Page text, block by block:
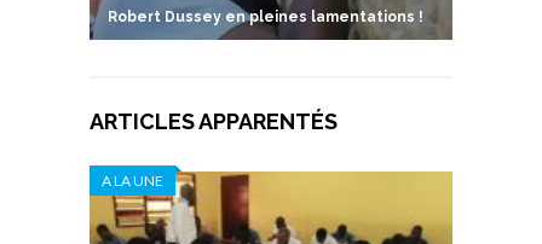
Robert Dussey en pleines lamentations !
ARTICLES APPARENTÉS
A LA UNE